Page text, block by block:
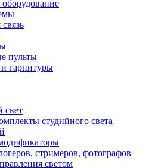
пульты
гарнитуры
свет
студийного света
стримеров, фотографов
светом